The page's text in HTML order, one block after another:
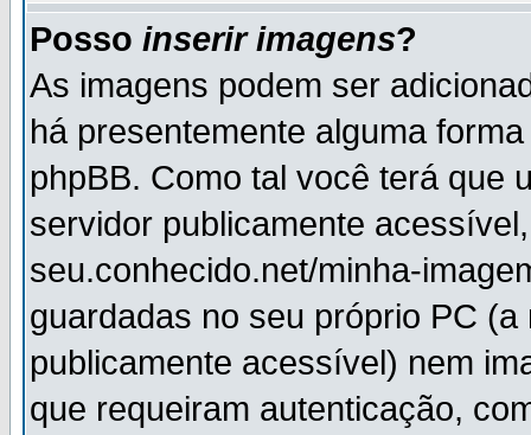
Posso inserir imagens?
As imagens podem ser
há presentemente alguma
phpBB. Como tal você terá que
servidor publicamente
seu.conhecido.net/minha-
guardadas no seu próprio PC
publicamente acessível) nem
que requeiram autenticação,